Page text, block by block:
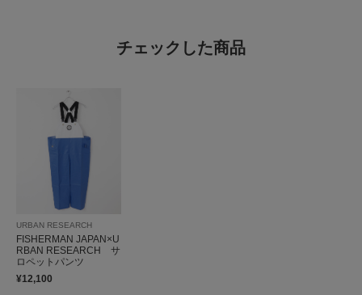
チェックした商品
URBAN RESEARCH
FISHERMAN JAPAN×U
RBAN RESEARCH サ
ロペットパンツ
¥12,100